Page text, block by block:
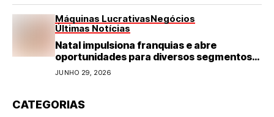
Máquinas LucrativasNegócios
Últimas Notícias
Natal impulsiona franquias e abre
oportunidades para diversos segmentos
do varejo
JUNHO 29, 2026
CATEGORIAS